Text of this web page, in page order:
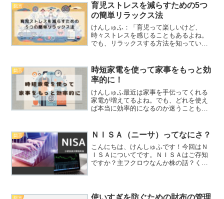
戯言
育児ストレスを減らすための5つ
の簡単リラックス法
けんしゅふ：「育児って楽しいけど、
時々ストレスを感じることもあるよね。
でも、リラックスする方法を知っていれ
なことをすればいいの？」ダラりん：
「あんまり大変じゃないなら、...
戯言
時短家電を使って家事をもっと効
率的に！
けんしゅふ最近は家事を手伝ってくれる
家電が増えてるよね。でも、どれを使え
ば本当に効率的になるのか迷うこともあ
たい！何がオススメ？ダラりん楽にでき
るなら、ぜひ教えてほしい...
戯言 ＮＩＳＡ（ニーサ）ってなにさ？
こんにちは、けんしゅふです！今回はＮ
ＩＳＡについてです。ＮＩＳＡはご存知
ですか？主フクロウなんか株の話？くら
われると言葉に困りますね...
使いすぎを防ぐための財布の管理